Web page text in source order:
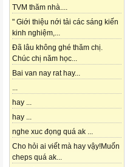
TVM thăm nhà....
" Giới thiệu nới tải các sáng kiến
kinh nghiệm,...
Đã lâu không ghé thăm chị.
Chúc chị năm học...
Bai van nay rat hay...
...
hay ...
hay ...
nghe xuc đọng quá ak ...
Cho hỏi ai viết mà hay vậy!Muốn
cheps quá ak...